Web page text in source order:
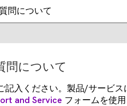
問について
問について
記入ください。製品/サービ
and Service フォームを使用